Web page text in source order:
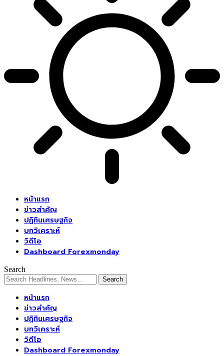
หน้าแรก
ข่าวสำคัญ
ปฏิทินเศรษฐกิจ
บทวิเคราะห์
วิดีโอ
Dashboard Forexmonday
Search
หน้าแรก
ข่าวสำคัญ
ปฏิทินเศรษฐกิจ
บทวิเคราะห์
วิดีโอ
Dashboard Forexmonday